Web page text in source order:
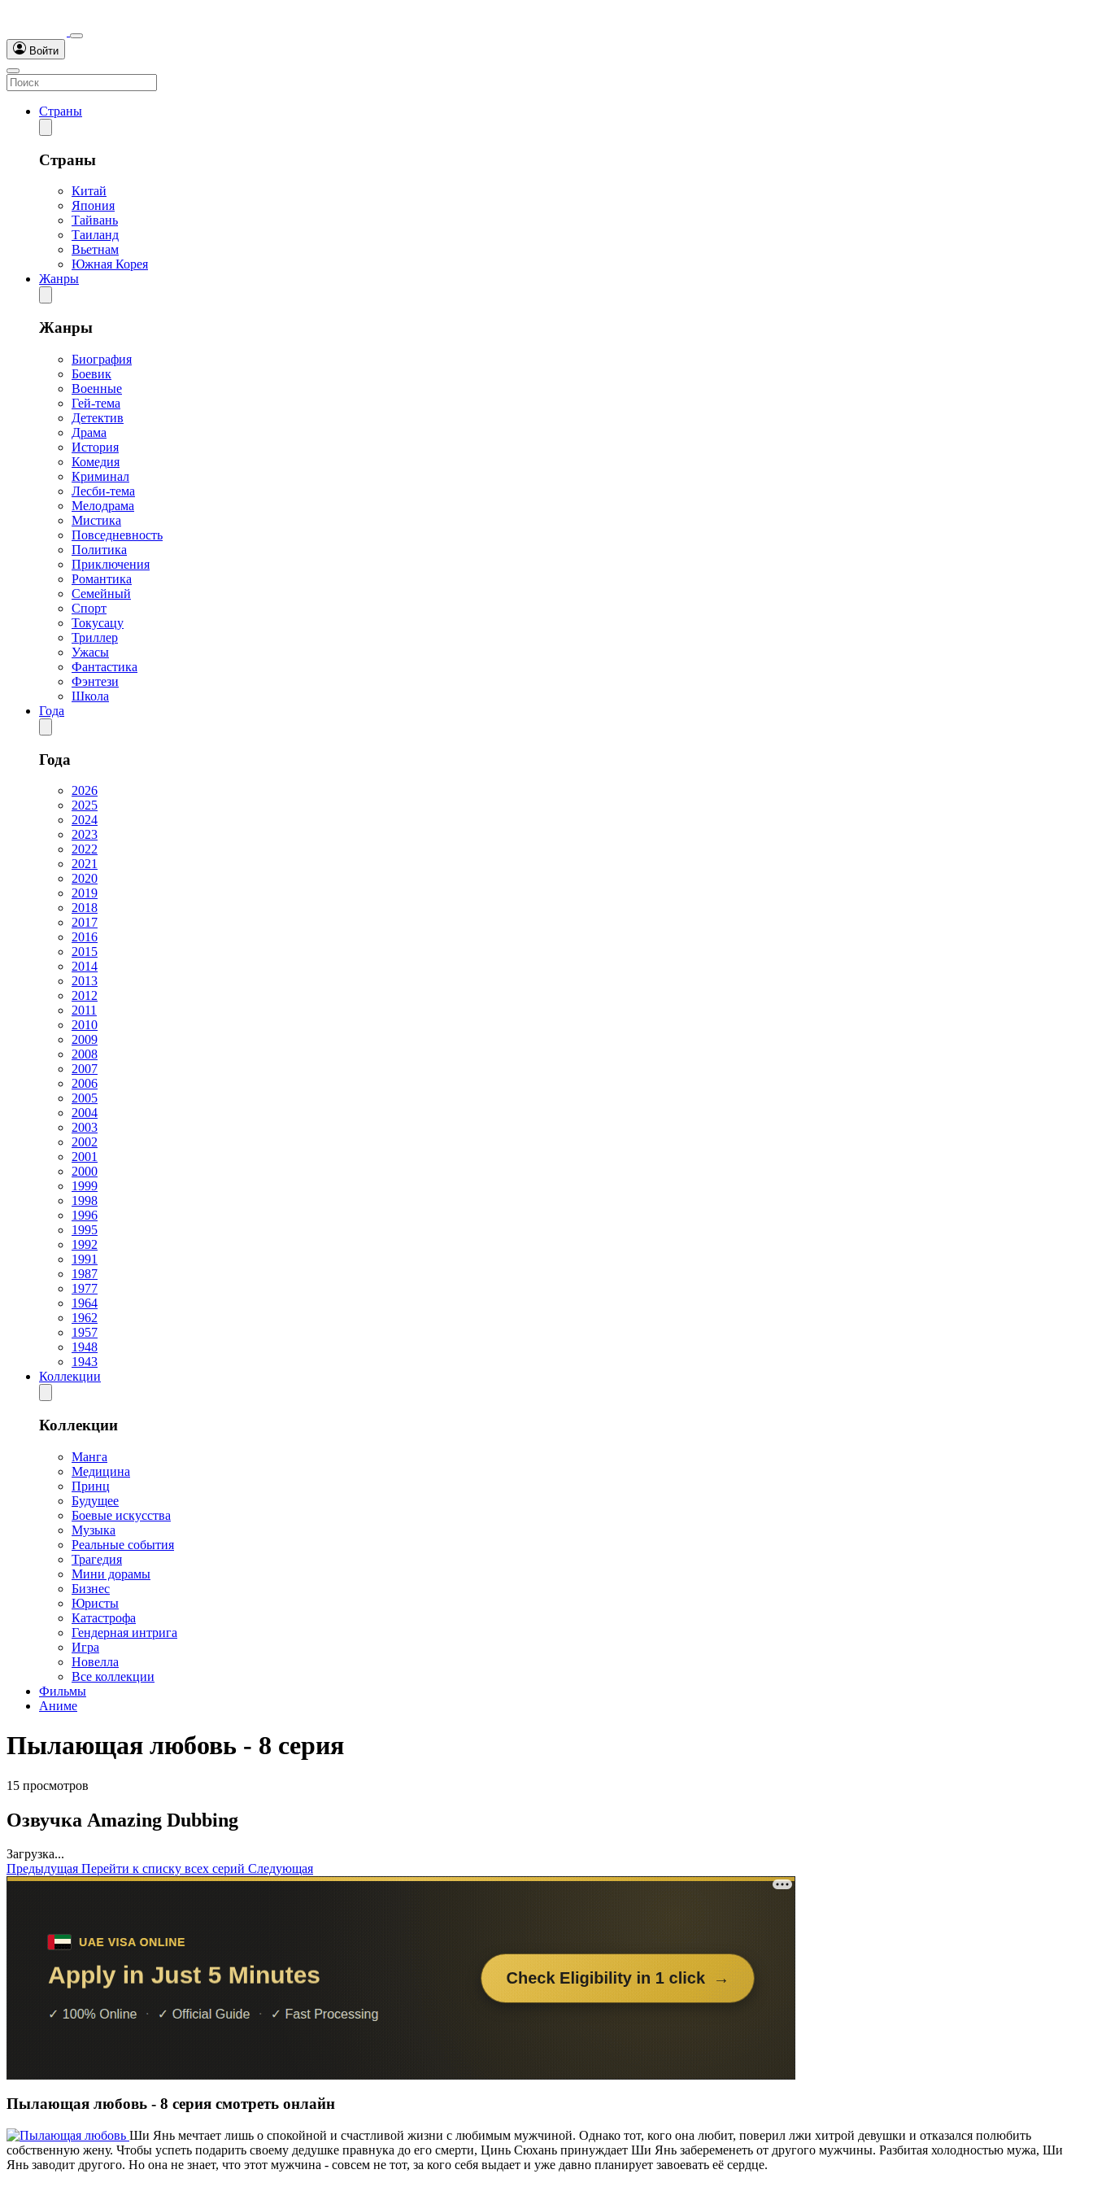
Войти
Страны
Страны
Китай
Япония
Тайвань
Таиланд
Вьетнам
Южная Корея
Жанры
Жанры
Биография
Боевик
Военные
Гей-тема
Детектив
Драма
История
Комедия
Криминал
Лесби-тема
Мелодрама
Мистика
Повседневность
Политика
Приключения
Романтика
Семейный
Спорт
Токусацу
Триллер
Ужасы
Фантастика
Фэнтези
Школа
Года
Года
2026
2025
2024
2023
2022
2021
2020
2019
2018
2017
2016
2015
2014
2013
2012
2011
2010
2009
2008
2007
2006
2005
2004
2003
2002
2001
2000
1999
1998
1996
1995
1992
1991
1987
1977
1964
1962
1957
1948
1943
Коллекции
Коллекции
Манга
Медицина
Принц
Будущее
Боевые искусства
Музыка
Реальные события
Трагедия
Мини дорамы
Бизнес
Юристы
Катастрофа
Гендерная интрига
Игра
Новелла
Все коллекции
Фильмы
Аниме
Пылающая любовь - 8 серия
15 просмотров
Озвучка Amazing Dubbing
Загрузка...
Предыдущая Перейти к списку всех серий Следующая
Пылающая любовь - 8 серия смотреть онлайн
Ши Янь мечтает лишь о спокойной и счастливой жизни с любимым мужчиной. Однако тот, кого она любит, поверил лжи хитрой девушки и отказался полюбить
собственную жену. Чтобы успеть подарить своему дедушке правнука до его смерти, Цинь Сюхань принуждает Ши Янь забеременеть от другого мужчины. Разбитая холодностью мужа, Ши
Янь заводит другого. Но она не знает, что этот мужчина - совсем не тот, за кого себя выдает и уже давно планирует завоевать её сердце.